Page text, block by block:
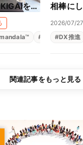
を、
つなぐ。
分の軸に
# 人材育成 #
相棒に
をとこ
ふれる
流会
2026/07/27
#DX推進
関連記事をもっと見る